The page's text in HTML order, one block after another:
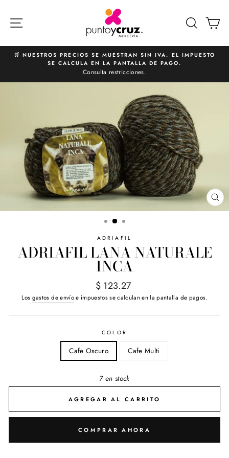
directamente
diapositivas
🛒 NUESTROS PRECIOS SE MUESTRAN SIN IVA. EL IMPUESTO
SE CALCULA EN LA PANTALLA DE PAGO.
Consulta restricciones.
ADRIAFIL
ADRIAFIL LANA NATURALE
INCA
Precio
habitual
$ 123.27
Los gastos de envíoe impuestos se calculan en la pantalla de pagos.
COLOR
Cafe Oscuro Cafe Multi
7 en stock
AGREGAR AL CARRITO
COMPRAR AHORA